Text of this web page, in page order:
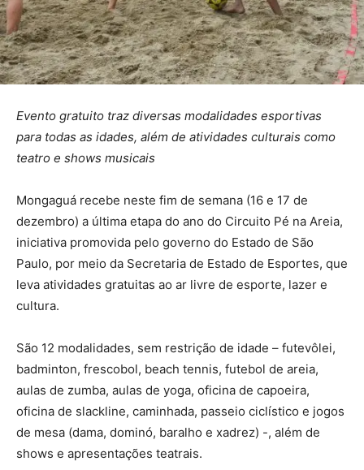
Evento gratuito traz diversas modalidades esportivas
para todas as idades, além de atividades culturais como
teatro e shows musicais
Mongaguá recebe neste fim de semana (16 e 17 de
dezembro) a última etapa do ano do Circuito Pé na Areia,
iniciativa promovida pelo governo do Estado de São
Paulo, por meio da Secretaria de Estado de Esportes, que
leva atividades gratuitas ao ar livre de esporte, lazer e
cultura.
São 12 modalidades, sem restrição de idade – futevôlei,
badminton, frescobol, beach tennis, futebol de areia,
aulas de zumba, aulas de yoga, oficina de capoeira,
oficina de slackline, caminhada, passeio ciclístico e jogos
de mesa (dama, dominó, baralho e xadrez) -, além de
shows e apresentações teatrais.